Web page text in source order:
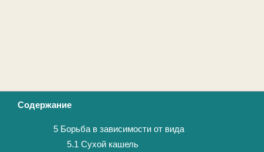
Содержание
5Борьба в зависимости от вида
5.1 Сухой кашель